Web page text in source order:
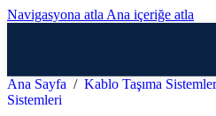
Navigasyona atla Ana içeriğe atla
Ana Sayfa / Kablo Taşıma
Sistemleri